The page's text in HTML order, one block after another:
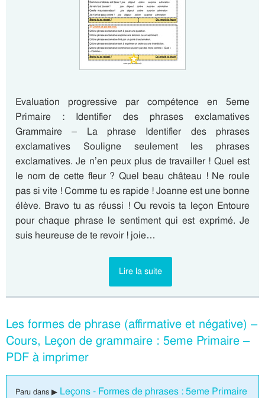
Evaluation progressive par compétence en 5eme
Primaire : Identifier des phrases exclamatives
Grammaire – La phrase Identifier des phrases
exclamatives Souligne seulement les phrases
exclamatives. Je n’en peux plus de travailler ! Quel est
le nom de cette fleur ? Quel beau château ! Ne roule
pas si vite ! Comme tu es rapide ! Joanne est une bonne
élève. Bravo tu as réussi ! Ou revois ta leçon Entoure
pour chaque phrase le sentiment qui est exprimé. Je
suis heureuse de te revoir ! joie…
Lire la suite
Les formes de phrase (affirmative et négative) –
Cours, Leçon de grammaire : 5eme Primaire –
PDF à imprimer
Paru dans ▶ Leçons - Formes de phrases : 5eme Primaire